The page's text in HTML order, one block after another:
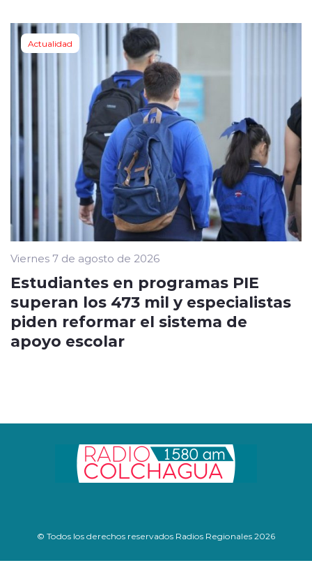
Actualidad
Viernes 7 de agosto de 2026
Estudiantes en programas PIE
superan los 473 mil y especialistas
piden reformar el sistema de
apoyo escolar
© Todos los derechos reservados Radios Regionales 2026